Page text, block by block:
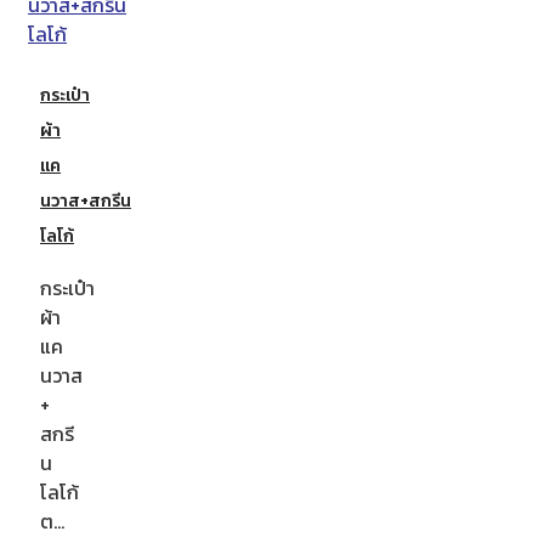
กระเป๋า
ผ้า
แค
นวาส+สกรีน
โลโก้
กระเป๋า
ผ้า
แค
นวาส
+
สกรี
น
โลโก้
ต…